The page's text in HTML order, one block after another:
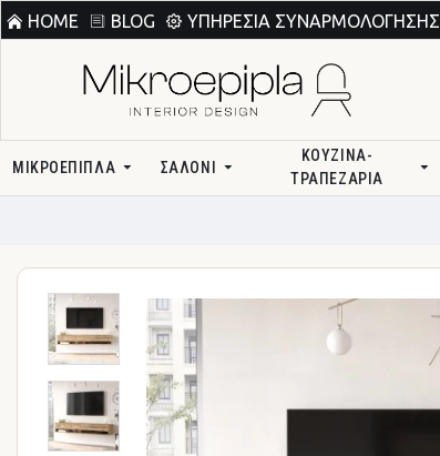
HOME BLOG ΥΠΗΡΕΣΊΑ ΣΥΝΑΡΜΟΛΌΓΗΣΗΣ.
ΜΙΚΡΟΕΠΙΠΛΑ ΣΑΛΌΝΙ
ΚΟΥΖΊΝΑ-
ΤΡΑΠΕΖΑΡΊΑ